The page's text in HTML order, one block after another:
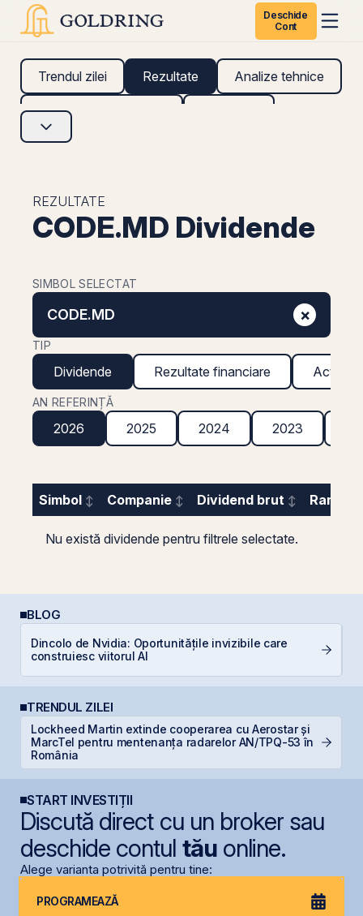
Deschide
Cont
Trendul zilei Rezultate Analize tehnice
Analize fundamentale
REZULTATE
CODE.MD Dividende
SIMBOL SELECTAT
CODE.MD ×
TIP
Dividende Rezultate financiare Acțiuni
AN REFERINȚĂ
2026 2025 2024 2023
Simbol Companie Dividend brut
Nu există dividende pentru filtrele selectate.
BLOG
Dincolo de Nvidia: Oportunitățile invizibile care
construiesc viitorul AI
TRENDUL ZILEI
Lockheed Martin extinde cooperarea cu Aerostar și
MarcTel pentru mentenanța radarelor AN/TPQ-53 în
România
START INVESTIȚII
Discută direct cu un broker sau
deschide contul tăuonline.
Alege varianta potrivită pentru tine:
PROGRAMEAZĂ